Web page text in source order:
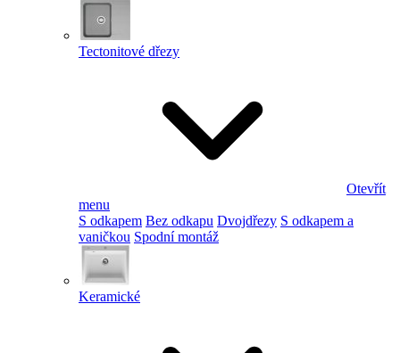
Tectonitové dřezy
Otevřít
menu
S odkapem Bez odkapu Dvojdřezy S odkapem a
vaničkou Spodní montáž
Keramické